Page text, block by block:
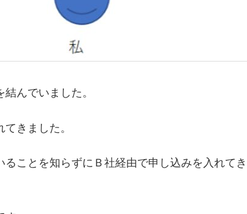
んでいました。
きました。
ことを知らずにＢ社経由で申し込みを入れてき